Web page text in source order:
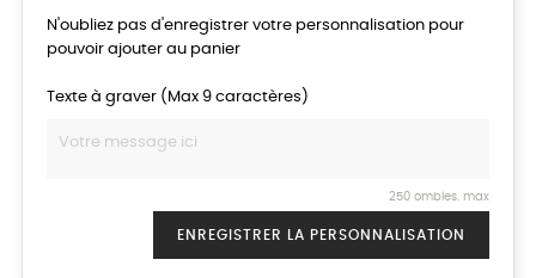
N'oubliez pas d'enregistrer votre personnalisation pour
pouvoir ajouter au panier
Texte à graver (Max 9 caractères)
250 ombles. max
ENREGISTRER LA PERSONNALISATION